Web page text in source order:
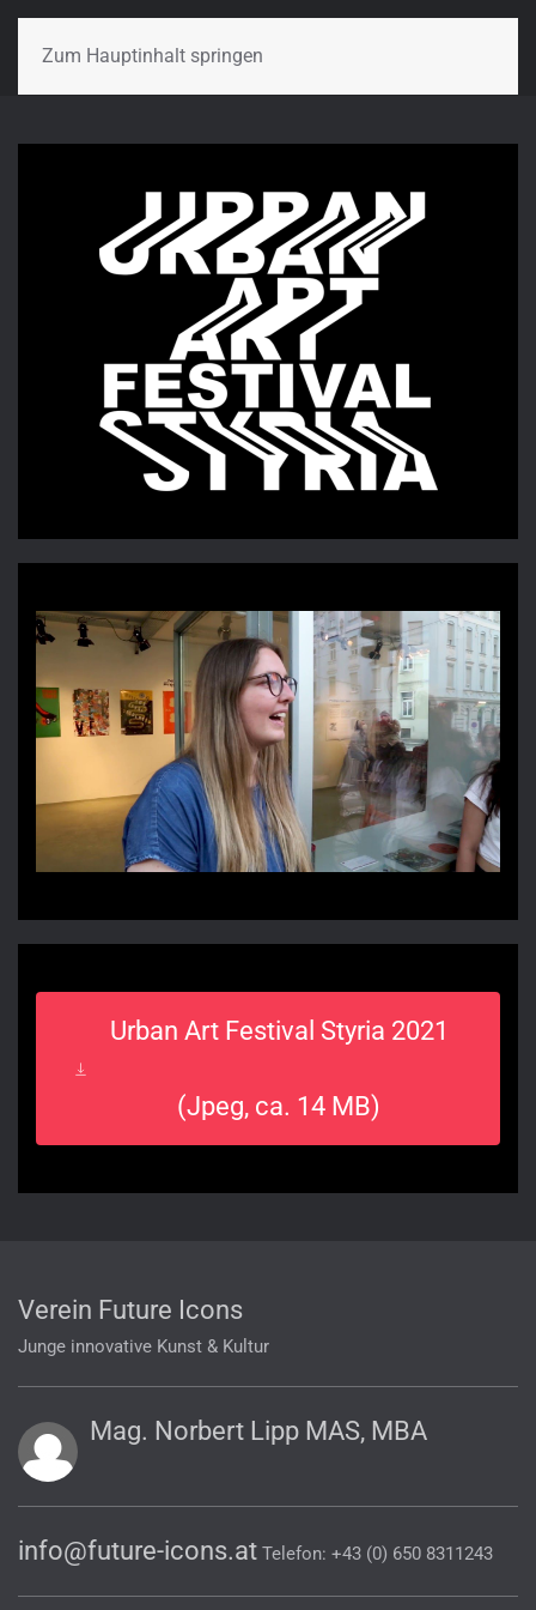
Zum Hauptinhalt springen
Urban Art Festival Styria 2021
(Jpeg, ca. 14 MB)
Verein Future Icons
Junge innovative Kunst & Kultur
Mag. Norbert Lipp MAS, MBA
info@future-icons.at Telefon: +43 (0) 650 8311243